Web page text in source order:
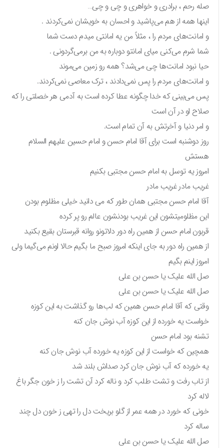
صله رحم ، برادری و خواهری و چی و چی…
اینها همه از هم می‌پاشید و احسان به خویشان نمی‌کردند .
و امانت‌های مردم را ، مثلاً من یه امانتی میدم دست شما
شما شرم می‌کنی میای امانتو دوباره به من برمی‌گردونی .
حیا نبود امانت‌ها چی می‌شد؟ همه رو زمین می‌موند
و امانت‌های مردم را پس نمی‌دادند ، ترک معاصی نمی‌کردند.
پس می‌بینی که خدا چگونه عطا کرده است به آدمی هر خصلتی را که
صلاح او در آن است
و امر دنیا و آخرتش به آن تمام است.
روز دوشنبه است برای آقا امام حسن و امام حسین علیهم السلام
هستش
امروز یه توسل به امام حسن مجتبی بکنیم
غریب مادر غریب مادر
آقا امام حسن مجتبی همان طور که می دانید خیلی مظلوم بودن
این مظلومیتشون این غریب بودنشون عالم رو پر کرده
قربون امام حسن از همین راه دور دلاتونو روانه قبرستان بقیع بکنید
از همین راه دور به جای اینکه امروز صبح ما بگیم حالا اونم می‌گیما ولی
امروز اینم بگیم
صل الله علیک یا حسن بن علی
صل الله علیک یا حسن بن علی
وقتی که آقا امام حسن همین که لب‌ها رو گذاشت به این کوزه
خواست یه خورده از این کوزه آب نوش جان کنه
تشنه بود امام حسن
همچین که خواست از این کوزه یه خورده آب نوش جان کنه
یه خورده که آب نوش جان کرد صداش بلند شد
از تاب رفت و تشت طلب کرد و ناله کرد آن تشت را ز خون جگر باغ
لاله کرد
خونی که خورد در همه عمر از گلو بریخت دل را تهی ز خون دل چند
ساله کرد
صل الله علیک یا حسن بن علی